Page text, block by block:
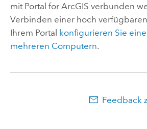
mit Portal for ArcGIS verbunden
Verbinden einer hoch
Ihrem Portal konfigurieren Sie
mehreren Computern.
Feedback